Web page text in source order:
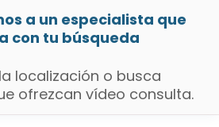
a un especialista que
con tu búsqueda
localización o busca
ofrezcan vídeo consulta.